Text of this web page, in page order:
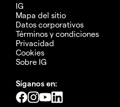
IG
Mapa del sitio
Datos corporativos
Términos y condiciones
Privacidad
Cookies
Sobre IG
Síganos en: